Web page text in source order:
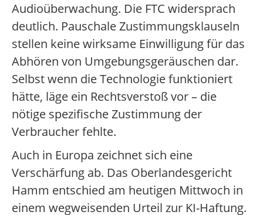
Audioüberwachung. Die FTC widersprach
deutlich. Pauschale Zustimmungsklauseln
stellen keine wirksame Einwilligung für das
Abhören von Umgebungsgeräuschen dar.
Selbst wenn die Technologie funktioniert
hätte, läge ein Rechtsverstoß vor – die
nötige spezifische Zustimmung der
Verbraucher fehlte.
Auch in Europa zeichnet sich eine
Verschärfung ab. Das Oberlandesgericht
Hamm entschied am heutigen Mittwoch in
einem wegweisenden Urteil zur KI-Haftung.